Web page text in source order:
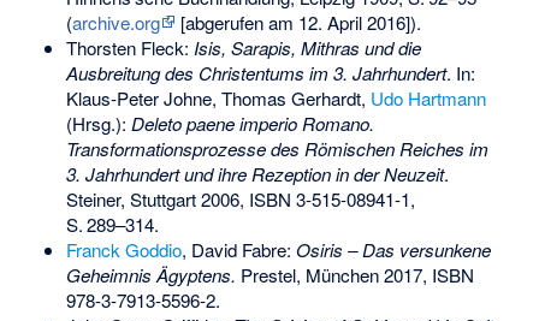
(archive.org
[abgerufen am 12. April 2016]).
Thorsten Fleck: Isis, Sarapis, Mithras und die
Ausbreitung des Christentums im 3. Jahrhundert. In:
Klaus-Peter Johne, Thomas Gerhardt, Udo Hartmann
(Hrsg.): Deleto paene imperio Romano.
Transformationsprozesse des Römischen Reiches im
3. Jahrhundert und ihre Rezeption in der Neuzeit.
Steiner, Stuttgart 2006, ISBN 3-515-08941-1,
S.289–314.
Franck Goddio, David Fabre: Osiris – Das versunkene
Geheimnis Ägyptens. Prestel, München 2017, ISBN
978-3-7913-5596-2.